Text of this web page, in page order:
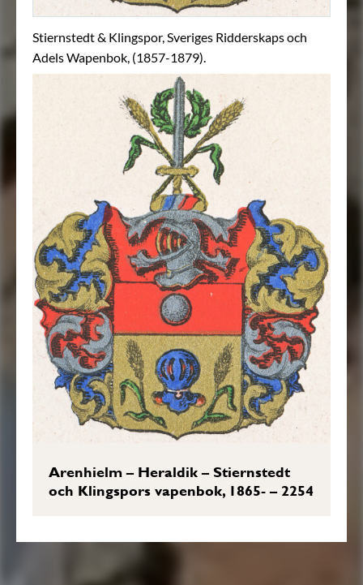
Stiernstedt & Klingspor, Sveriges Ridderskaps och
Adels Wapenbok, (1857-1879).
Arenhielm – Heraldik – Stiernstedt
och Klingspors vapenbok, 1865- – 2254